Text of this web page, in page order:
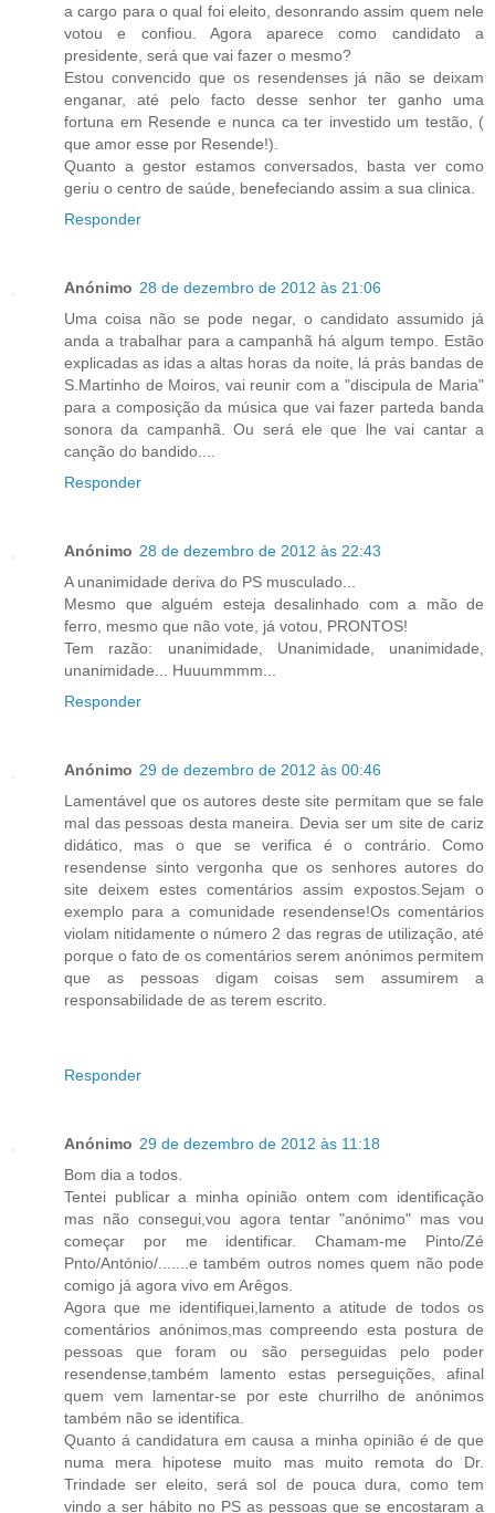
a cargo para o qual foi eleito, desonrando assim quem nele
votou e confiou. Agora aparece como candidato a
presidente, será que vai fazer o mesmo?
Estou convencido que os resendenses já não se deixam
enganar, até pelo facto desse senhor ter ganho uma
fortuna em Resende e nunca ca ter investido um testão, (
que amor esse por Resende!).
Quanto a gestor estamos conversados, basta ver como
geriu o centro de saúde, benefeciando assim a sua clinica.
Responder
Anónimo 28 de dezembro de 2012 às 21:06
Uma coisa não se pode negar, o candidato assumido já
anda a trabalhar para a campanhã há algum tempo. Estão
explicadas as idas a altas horas da noite, lá prás bandas de
S.Martinho de Moiros, vai reunir com a "discipula de Maria"
para a composição da música que vai fazer parteda banda
sonora da campanhã. Ou será ele que lhe vai cantar a
canção do bandido....
Responder
Anónimo 28 de dezembro de 2012 às 22:43
A unanimidade deriva do PS musculado...
Mesmo que alguém esteja desalinhado com a mão de
ferro, mesmo que não vote, já votou, PRONTOS!
Tem razão: unanimidade, Unanimidade, unanimidade,
unanimidade... Huuummmm...
Responder
Anónimo 29 de dezembro de 2012 às 00:46
Lamentável que os autores deste site permitam que se fale
mal das pessoas desta maneira. Devia ser um site de cariz
didático, mas o que se verifica é o contrário. Como
resendense sinto vergonha que os senhores autores do
site deixem estes comentários assim expostos.Sejam o
exemplo para a comunidade resendense!Os comentários
violam nitidamente o número 2 das regras de utilização, até
porque o fato de os comentários serem anónimos permitem
que as pessoas digam coisas sem assumirem a
responsabilidade de as terem escrito.
Responder
Anónimo 29 de dezembro de 2012 às 11:18
Bom dia a todos.
Tentei publicar a minha opinião ontem com identificação
mas não consegui,vou agora tentar "anónimo" mas vou
começar por me identificar. Chamam-me Pinto/Zé
Pnto/António/.......e também outros nomes quem não pode
comigo já agora vivo em Arêgos.
Agora que me identifiquei,lamento a atitude de todos os
comentários anónimos,mas compreendo esta postura de
pessoas que foram ou são perseguidas pelo poder
resendense,também lamento estas perseguições, afinal
quem vem lamentar-se por este churrilho de anónimos
também não se identifica.
Quanto á candidatura em causa a minha opinião é de que
numa mera hipotese muito mas muito remota do Dr.
Trindade ser eleito, será sol de pouca dura, como tem
vindo a ser hábito no PS as pessoas que se encostaram a